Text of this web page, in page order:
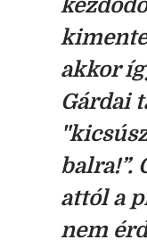
akkor
Gárdai
balra!”.
attól a
nem